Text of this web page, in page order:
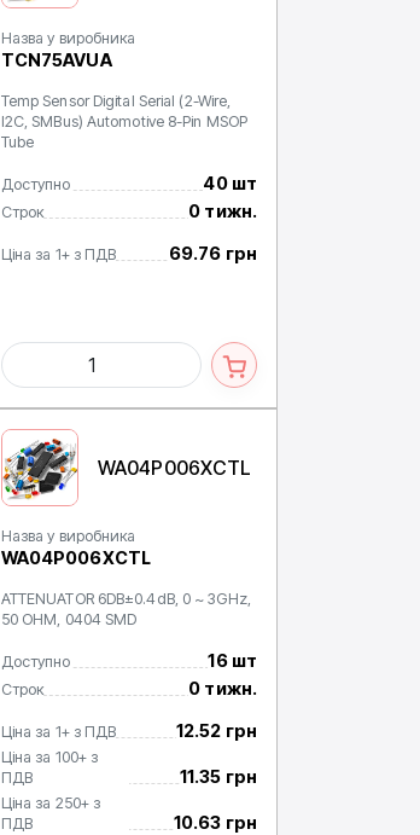
Назва у виробника
TCN75AVUA
Temp Sensor Digital Serial (2-Wire,
I2C, SMBus) Automotive 8-Pin MSOP
Tube
Доступно 40 шт
Строк 0 тижн.
Ціна за 1+ з ПДВ 69.76 грн
WA04P006XCTL
Назва у виробника
WA04P006XCTL
ATTENUATOR 6DB±0.4dB, 0 ~ 3GHz,
50 OHM, 0404 SMD
Доступно 16 шт
Строк 0 тижн.
Ціна за 1+ з ПДВ 12.52 грн
Ціна за 100+ з
ПДВ
11.35 грн
Ціна за 250+ з
ПДВ
10.63 грн